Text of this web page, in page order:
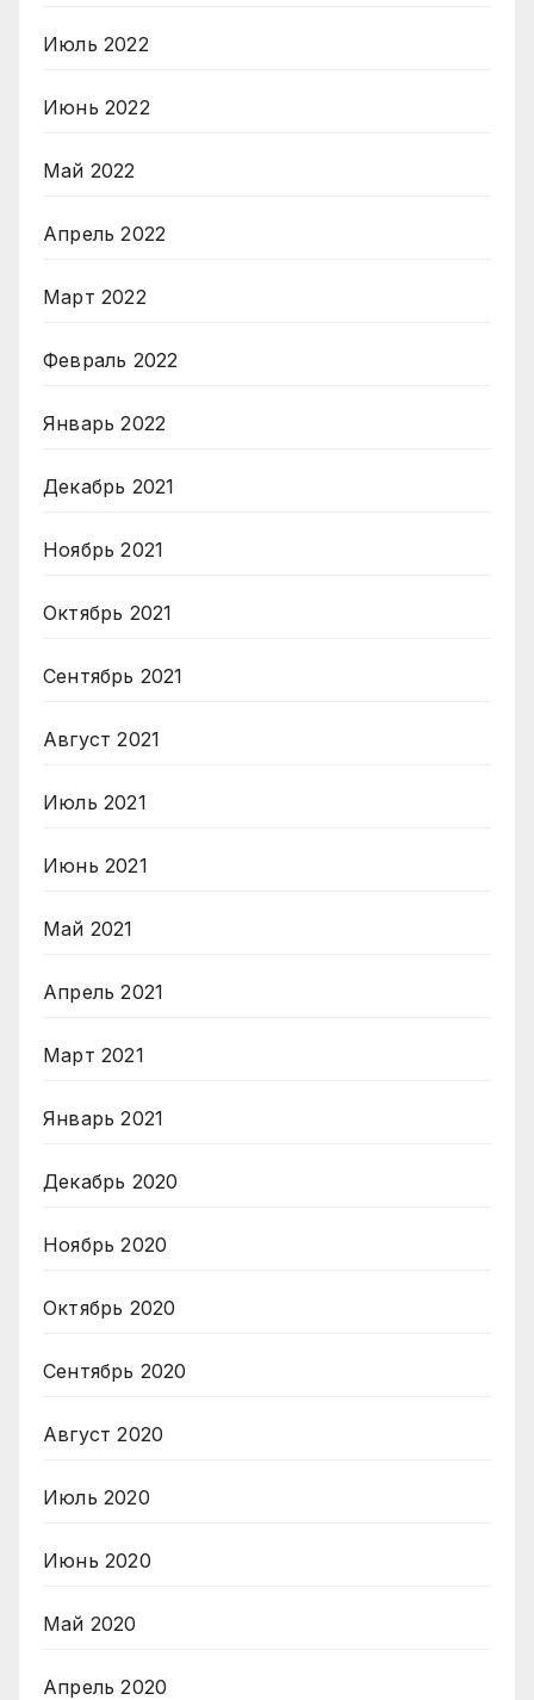
Июль 2022
Июнь 2022
Май 2022
Апрель 2022
Март 2022
Февраль 2022
Январь 2022
Декабрь 2021
Ноябрь 2021
Октябрь 2021
Сентябрь 2021
Август 2021
Июль 2021
Июнь 2021
Май 2021
Апрель 2021
Март 2021
Январь 2021
Декабрь 2020
Ноябрь 2020
Октябрь 2020
Сентябрь 2020
Август 2020
Июль 2020
Июнь 2020
Май 2020
Апрель 2020